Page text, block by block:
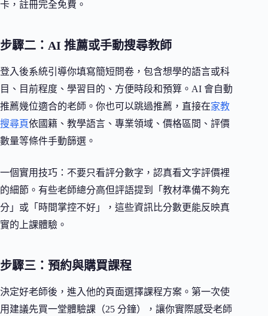
卡，註冊完全免費。
步驟二：AI 推薦或手動搜尋教師
登入後系統引導你填寫簡短問卷，包含想學的語言或科
目、目前程度、學習目的、方便時段和預算。AI 會自動
推薦幾位適合的老師。你也可以跳過推薦，直接在家教
搜尋頁依國籍、教學語言、專業領域、價格區間、評價
數量等條件手動篩選。
一個實用技巧：不要只看評分數字，認真看文字評價裡
的細節。有些老師總分高但評語提到「教材準備不夠充
分」或「時間掌控不好」，這些資訊比分數更能反映真
實的上課體驗。
步驟三：預約與購買課程
決定好老師後，進入他的頁面選擇課程方案。第一次使
用建議先買一堂體驗課（25 分鐘），讓你實際感受老師